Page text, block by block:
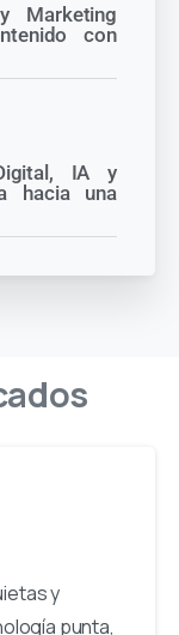
Marketing
con
IA y
hacia una
y
punta,